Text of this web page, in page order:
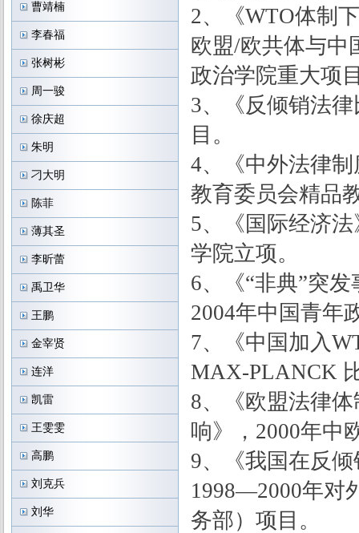
曹靖楠
李春福
张树彬
周一骏
徐庆超
朱明
刁大明
陈菲
薄其圣
李昕蕾
禹卫华
王鹏
金宰贤
连洋
凯雷
王雯雯
高鹏
刘克兵
刘华
2、《WTO体制
欧盟/欧共体与
政治学院重大项
3、《反倾销法
目。
4、《中外法律
教育委员会精品
5、《国际经济
学院立项。
6、《“非典”突
2004年中国青年
7、《中国加入
MAX-PLANCK
8、《欧盟法律
响》，2000年中
9、《我国在反
1998—2000年对
务部）项目。